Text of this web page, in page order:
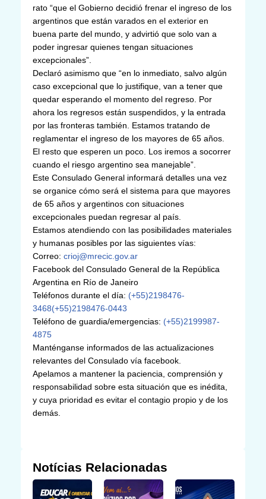
rato “que el Gobierno decidió frenar el ingreso de los
argentinos que están varados en el exterior en
buena parte del mundo, y advirtió que solo van a
poder ingresar quienes tengan situaciones
excepcionales”.
Declaró asimismo que “en lo inmediato, salvo algún
caso excepcional que lo justifique, van a tener que
quedar esperando el momento del regreso. Por
ahora los regresos están suspendidos, y la entrada
por las fronteras también. Estamos tratando de
reglamentar el ingreso de los mayores de 65 años.
El resto que esperen un poco. Los iremos a socorrer
cuando el riesgo argentino sea manejable”.
Este Consulado General informará detalles una vez
se organice cómo será el sistema para que mayores
de 65 años y argentinos con situaciones
excepcionales puedan regresar al país.
Estamos atendiendo con las posibilidades materiales
y humanas posibles por las siguientes vías:
Correo: crioj@mrecic.gov.ar
Facebook del Consulado General de la República
Argentina en Río de Janeiro
Teléfonos durante el día: (+55)2198476-
3468(+55)2198476-0443
Teléfono de guardia/emergencias: (+55)2199987-
4875
Manténganse informados de las actualizaciones
relevantes del Consulado vía facebook.
Apelamos a mantener la paciencia, comprensión y
responsabilidad sobre esta situación que es inédita,
y cuya prioridad es evitar el contagio propio y de los
demás.
Notícias Relacionadas